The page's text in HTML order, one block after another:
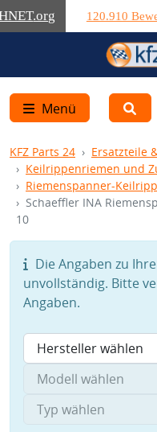
.org 120.910
Menü
KFZ Parts 24 Ersatzteile
Keilrippenriemen und
Riemenspanner-
Schaeffler INA
10
Die Angaben zu
unvollständig. Bitte
Angaben.